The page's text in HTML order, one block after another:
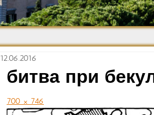
Барокко
12.06.2016
битва при
700 × 746